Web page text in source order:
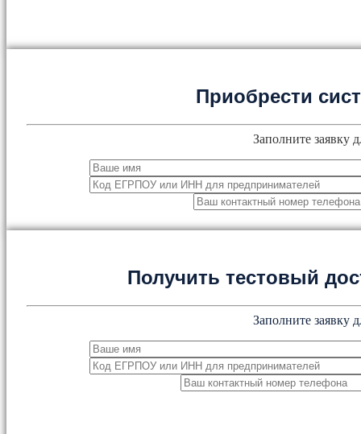
Приобрести
Заполните заявку
Получить тестовый
Заполните заявку